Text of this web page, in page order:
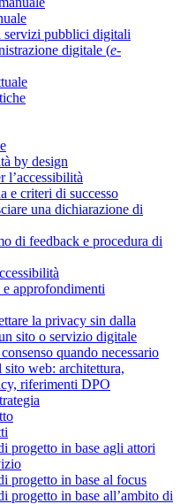
servizi pubblici digitali
digitale (e-
by design
l’accessibilità
e criteri di successo
una dichiarazione di
di feedback e procedura di
approfondimenti
la privacy sin dalla
sito o servizio digitale
quando necessario
sito web: architettura,
riferimenti DPO
progetto in base agli attori
progetto in base al focus
progetto in base all’ambito di